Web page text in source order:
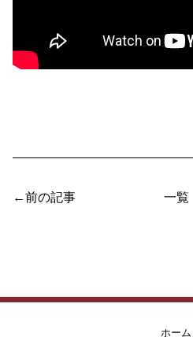
←前の記事 一覧
ホーム